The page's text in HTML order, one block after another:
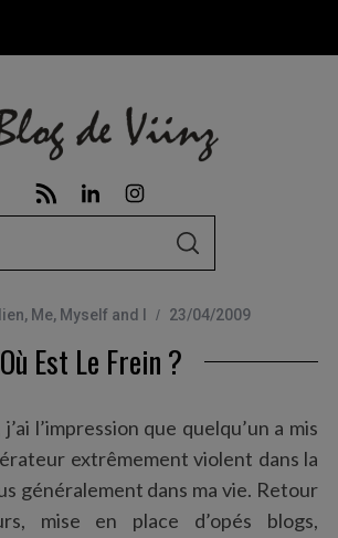
S
C
H
, Me, Myself and I 23/04/2009
Où Est Le Frein ?
l’impression que quelqu’un a mis
extrêmement violent dans la
généralement dans ma vie. Retour
mise en place d’opés blogs,